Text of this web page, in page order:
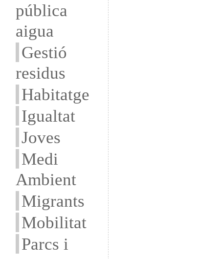
pública
aigua
Gestió
residus
Habitatge
Igualtat
Joves
Medi
Ambient
Migrants
Mobilitat
Parcs i